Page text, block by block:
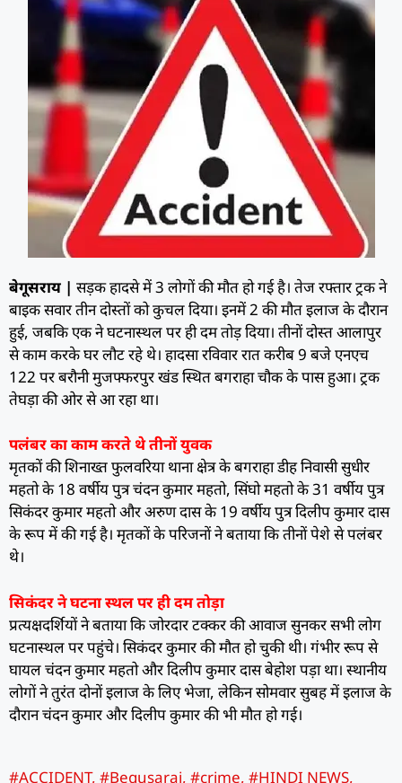
बेगूसराय | सड़क हादसे में 3 लोगों की मौत हो गई है। तेज रफ्तार ट्रक ने
बाइक सवार तीन दोस्तों को कुचल दिया। इनमें 2 की मौत इलाज के दौरान
हुई, जबकि एक ने घटनास्थल पर ही दम तोड़ दिया। तीनों दोस्त आलापुर
से काम करके घर लौट रहे थे। हादसा रविवार रात करीब 9 बजे एनएच
122 पर बरौनी मुजफ्फरपुर खंड स्थित बगराहा चौक के पास हुआ। ट्रक
तेघड़ा की ओर से आ रहा था।
पलंबर का काम करते थे तीनों युवक
मृतकों की शिनाख्त फुलवरिया थाना क्षेत्र के बगराहा डीह निवासी सुधीर
महतो के 18 वर्षीय पुत्र चंदन कुमार महतो, सिंघो महतो के 31 वर्षीय पुत्र
सिकंदर कुमार महतो और अरुण दास के 19 वर्षीय पुत्र दिलीप कुमार दास
के रूप में की गई है। मृतकों के परिजनों ने बताया कि तीनों पेशे से पलंबर
थे।
सिकंदर ने घटना स्थल पर ही दम तोड़ा
प्रत्यक्षदर्शियों ने बताया कि जोरदार टक्कर की आवाज सुनकर सभी लोग
घटनास्थल पर पहुंचे। सिकंदर कुमार की मौत हो चुकी थी। गंभीर रूप से
घायल चंदन कुमार महतो और दिलीप कुमार दास बेहोश पड़ा था। स्थानीय
लोगों ने तुरंत दोनों इलाज के लिए भेजा, लेकिन सोमवार सुबह में इलाज के
दौरान चंदन कुमार और दिलीप कुमार की भी मौत हो गई।
#ACCIDENT, #Begusarai, #crime, #HINDI NEWS,